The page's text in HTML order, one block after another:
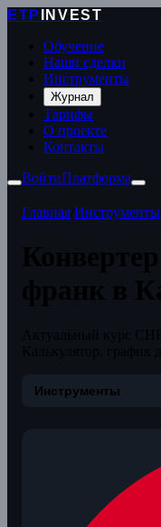
ETP
INVEST
Обучение
Наши сделки
Инструменты
Журнал
Тарифы
О проекте
Контакты
ВойтиПлатформа
Главная Инструменты
Инструменты